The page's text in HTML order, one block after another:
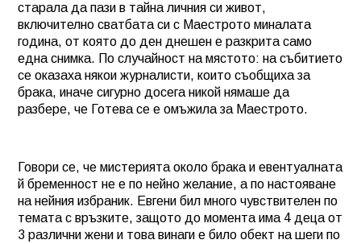
старала да пази в тайна личния си живот,
включително сватбата си с Маестрото миналата
година, от която до ден днешен е разкрита само
една снимка. По случайност на мястото: на събитието
се оказаха някои журналисти, които съобщиха за
брака, иначе сигурно досега никой нямаше да
разбере, че Готева се е омъжила за Маестрото.
Говори се, че мистерията около брака и евентуалната
й бременност не е по нейно желание, а по настояване
на нейния избраник. Евгени бил много чувствителен по
темата с връзките, защото до момента има 4 деца от
3 различни жени и това винаги е било обект на шеги по